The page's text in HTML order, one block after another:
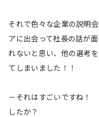
それで色々な企業の説明
アに出会って社長の話が
れないと思い、他の選考
てしまいました！！
－それはすごいですね！
したか？